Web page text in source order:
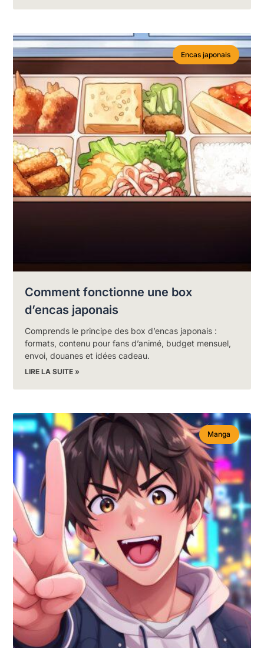
Encas japonais
Comment fonctionne une box
d’encas japonais
Comprends le principe des box d’encas japonais :
formats, contenu pour fans d’animé, budget mensuel,
envoi, douanes et idées cadeau.
LIRE LA SUITE »
Manga